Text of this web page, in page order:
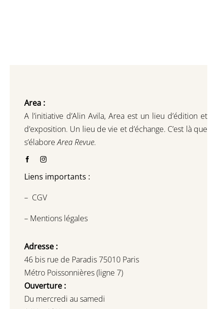
Area :
A l’initiative d’Alin Avila, Area est un lieu d’édition et
d’exposition. Un lieu de vie et d’échange. C’est là que
s’élaboreArea Revue.
Liens importants :
– CGV
– Mentions légales
Adresse :
46 bis rue de Paradis 75010 Paris
Métro Poissonnières (ligne 7)
Ouverture :
Du mercredi au samedi